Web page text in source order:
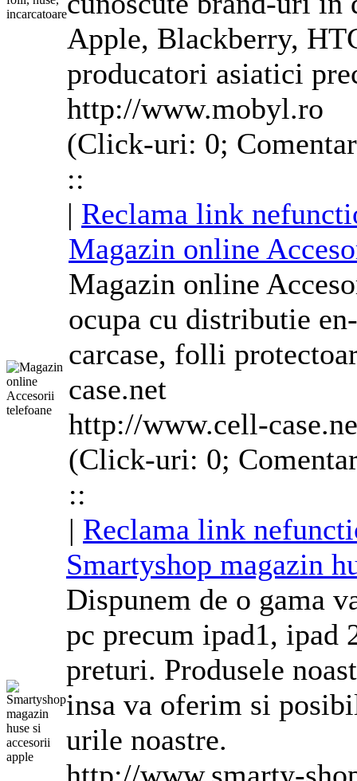
Apple, Blackberry,
producatori asiatici
http://www.mobyl.ro
(Click-uri: 0;
::
| Reclama link
Magazin online
Magazin online
ocupa cu distributie
carcase, folli
case.net
http://www.cell-
(Click-uri: 0;
::
| Reclama link
Smartyshop magazin
Dispunem de o gama
pc precum ipad1,
preturi. Produsele
insa va oferim si
urile noastre.